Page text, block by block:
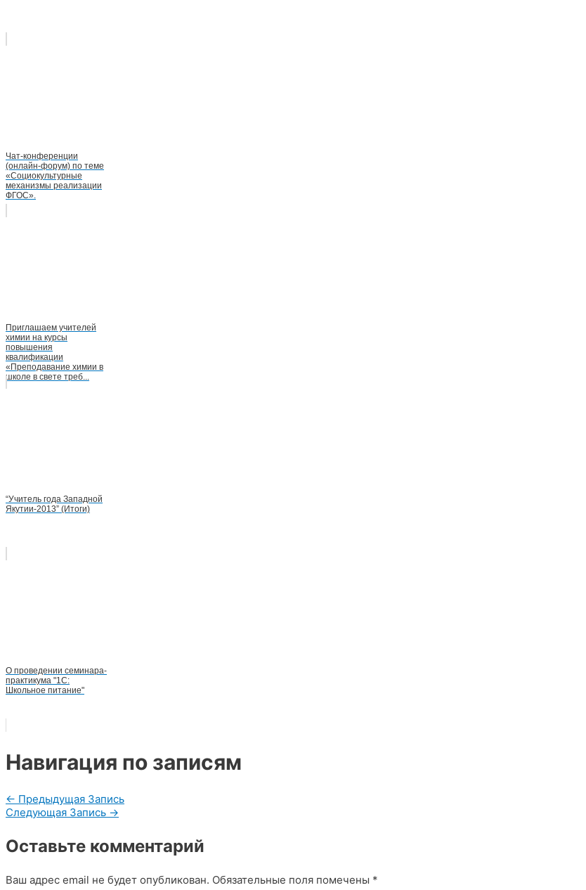
Чат-конференции
(онлайн-форум) по теме
«Социокультурные
механизмы реализации
ФГОС».
Приглашаем учителей
химии на курсы
повышения
квалификации
«Преподавание химии в
школе в свете треб...
“Учитель года Западной
Якутии-2013” (Итоги)
О проведении семинара-
практикума "1С:
Школьное питание"
Навигация по записям
← Предыдущая Запись
Следующая Запись →
Оставьте комментарий
Ваш адрес email не будет опубликован. Обязательные поля помечены *